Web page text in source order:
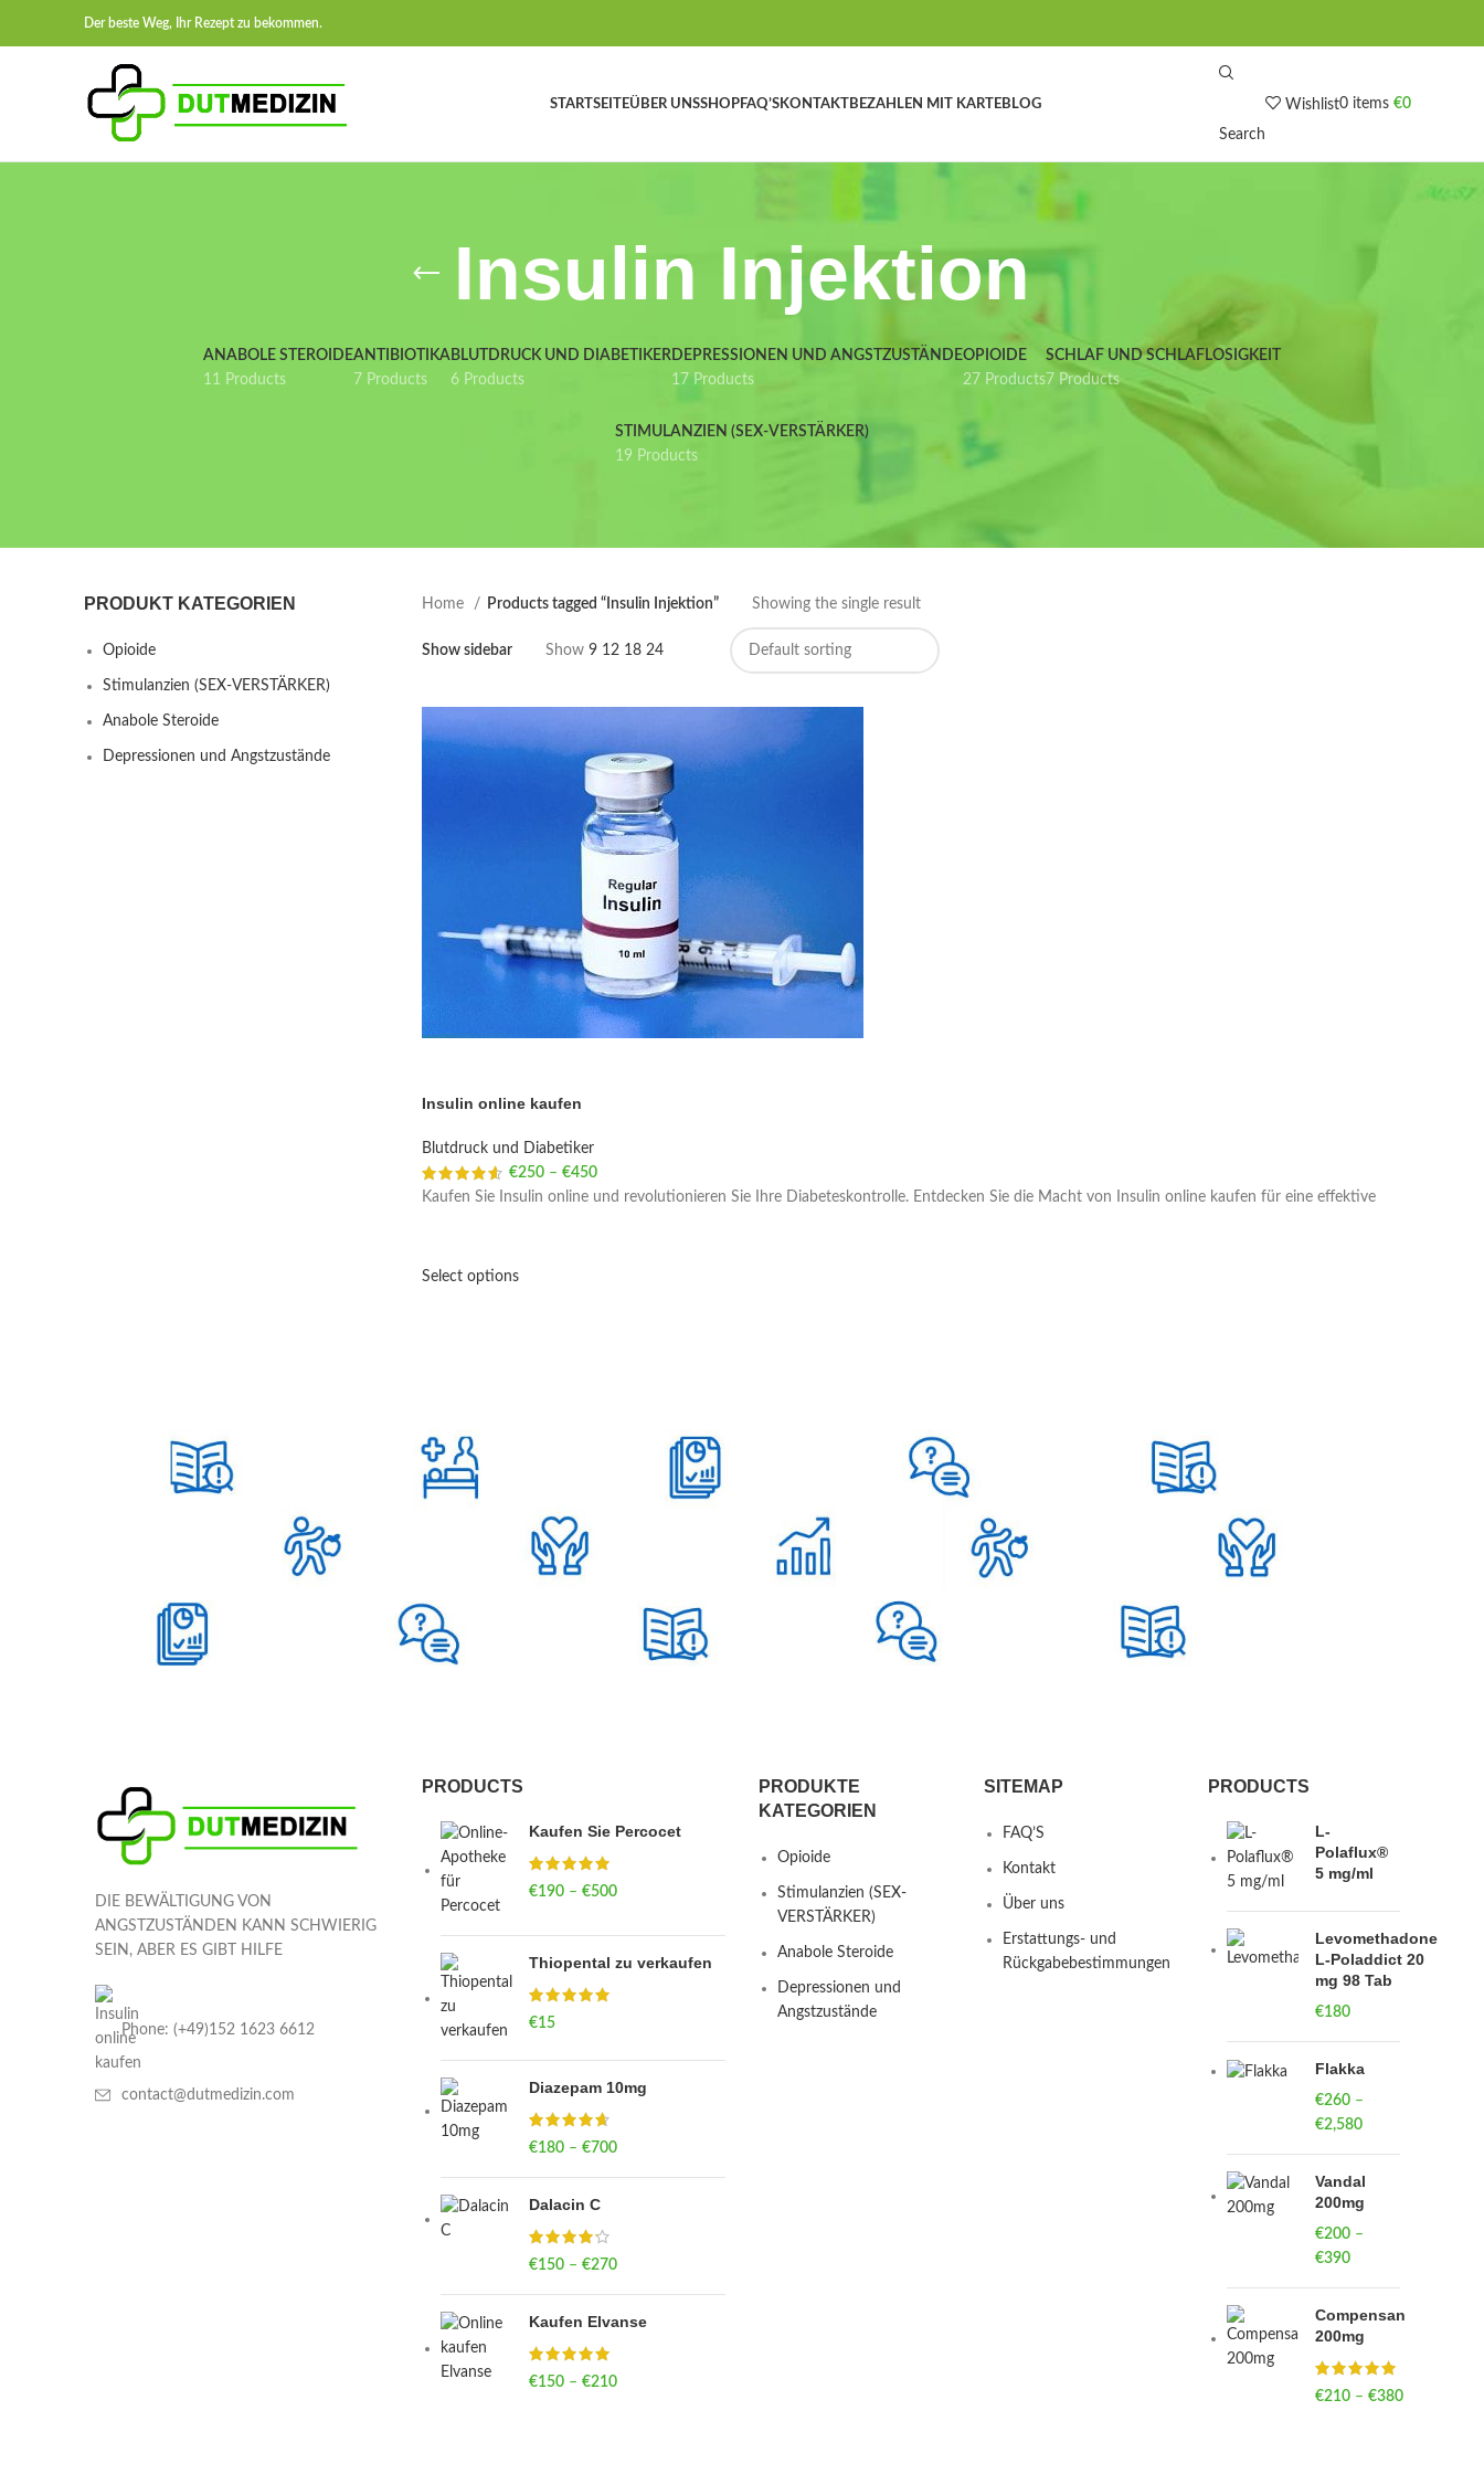
Der beste Weg, Ihr Rezept zu bekommen.
STARTSEITEÜBER UNSSHOPFAQ’SKONTAKTBEZAHLEN MIT KARTEBLOG
Search
Wishlist0 items €0
Insulin Injektion
ANABOLE STEROIDE
11 Products
ANTIBIOTIKA
7 Products
BLUTDRUCK UND DIABETIKER
6 Products
DEPRESSIONEN UND ANGSTZUSTÄNDE
17 Products
OPIOIDE
27 Products
SCHLAF UND SCHLAFLOSIGKEIT
7 Products
STIMULANZIEN (SEX-VERSTÄRKER)
19 Products
PRODUKT KATEGORIEN
Opioide
Stimulanzien (SEX-VERSTÄRKER)
Anabole Steroide
Depressionen und Angstzustände
Home Products tagged “Insulin Injektion” Showing the single result
Show sidebar Show 9 12 18 24
Insulin online kaufen
Blutdruck und Diabetiker
€250 – €450Price range: €250 through €450
Kaufen Sie Insulin online und revolutionieren Sie Ihre Diabeteskontrolle. Entdecken Sie die Macht von Insulin online kaufen für eine effektive
Select options
DIE BEWÄLTIGUNG VON
ANGSTZUSTÄNDEN KANN SCHWIERIG
SEIN, ABER ES GIBT HILFE
Phone: (+49)152 1623 6612
contact@dutmedizin.com
PRODUCTS
Kaufen Sie Percocet
€190 – €500Price range: €190
Thiopental zu verkaufen
€15
Diazepam 10mg
€180 – €700Price range: €180
Dalacin C
€150 – €270Price range: €150
Kaufen Elvanse
€150 – €210Price range: €150
PRODUKTE
KATEGORIEN
Opioide
Stimulanzien (SEX-
VERSTÄRKER)
Anabole Steroide
Depressionen und
Angstzustände
SITEMAP
FAQ’S
Kontakt
Über uns
Erstattungs- und
Rückgabebestimmungen
PRODUCTS
L-
Polaflux®
5 mg/ml
Levomethadone
L-Poladdict 20
mg 98 Tab
€180
Flakka
€260 –
€2,580
€260
through
Vandal
200mg
€200 –
€390
through
Compensan
200mg
€210 – €380